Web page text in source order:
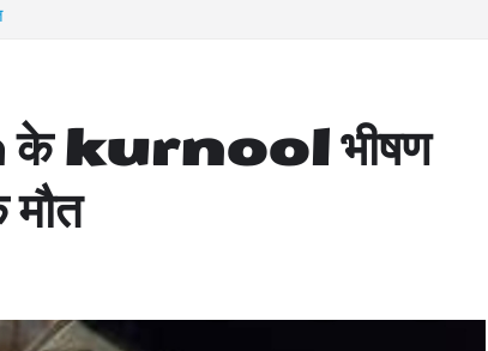
kurnool भीषण